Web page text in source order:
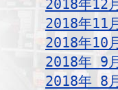
2018年12月
2018年11
2018年10
2018年 9
2018年 8